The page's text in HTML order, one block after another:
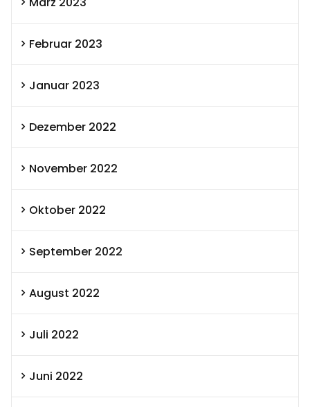
Februar 2023
Januar 2023
Dezember 2022
November 2022
Oktober 2022
September 2022
August 2022
Juli 2022
Juni 2022